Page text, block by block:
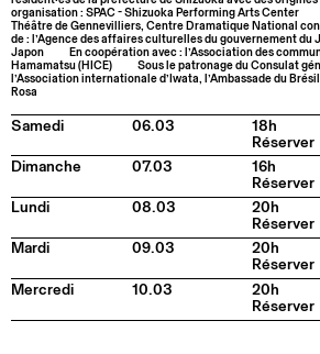
organisation : SPAC - Shizuoka Performing Arts Center
Théâtre de Gennevilliers, Centre Dramatique National
de : l’Agence des affaires culturelles du gouvernement du
Japon
En coopération avec : l’Association des
Hamamatsu (HICE)
Sous le patronage du Consulat
l’Association internationale d’Iwata, l’Ambassade du
Rosa
Samedi 06.03
18h
Réserver
Dimanche
07.03
16h
Réserver
Lundi
08.03
20h
Réserver
Mardi
09.03
20h
Réserver
Mercredi
10.03
20h
Réserver